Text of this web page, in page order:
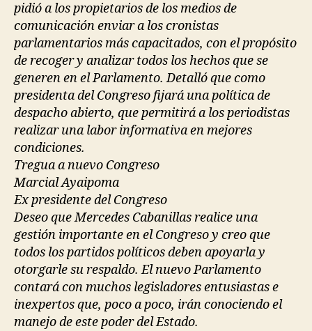
pidió a los propietarios de los medios de
comunicación enviar a los cronistas
parlamentarios más capacitados, con el propósito
de recoger y analizar todos los hechos que se
generen en el Parlamento. Detalló que como
presidenta del Congreso fijará una política de
despacho abierto, que permitirá a los periodistas
realizar una labor informativa en mejores
condiciones.
Tregua a nuevo Congreso
Marcial Ayaipoma
Ex presidente del Congreso
Deseo que Mercedes Cabanillas realice una
gestión importante en el Congreso y creo que
todos los partidos políticos deben apoyarla y
otorgarle su respaldo. El nuevo Parlamento
contará con muchos legisladores entusiastas e
inexpertos que, poco a poco, irán conociendo el
manejo de este poder del Estado.